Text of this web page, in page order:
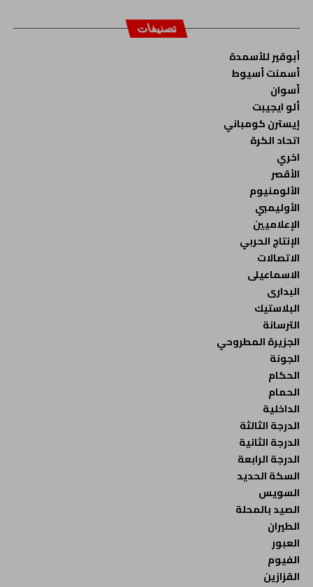
تصنيفات
أبوقير للأسمدة
أسمنت أسيوط
أسوان
ألو ايجيبت
إيسترن كومباني
اتحاد الكرة
اخري
الأقصر
الألومنيوم
الأوليمبي
الإعلاميين
الإنتاج الحربي
الاتصالات
الاسماعيلى
البدارى
البلاستيك
الترسانة
الجزيرة المطروحي
الجونة
الحكام
الحمام
الداخلية
الدرجة الثالثة
الدرجة الثانية
الدرجة الرابعة
السكة الحديد
السويس
الصيد بالمحلة
الطيران
العبور
الفيوم
القزازين